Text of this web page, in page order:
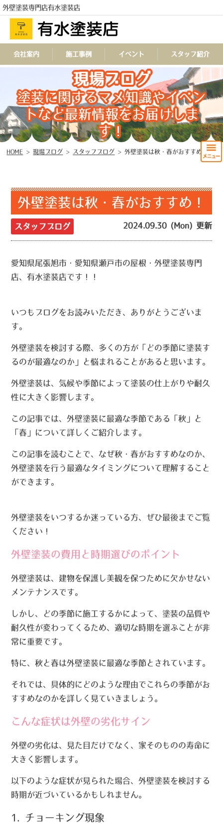
外壁塗装専門店有水塗装店
TEL
会社案内 施工事例 イベント スタッフ紹介
現場ブログ
塗装に関するマメ知識やイベン
トなど最新情報をお届けしま
す！
HOME >現場ブログ > スタッフブログ >外壁塗装は秋・春がおすすめ！
外壁塗装は秋・春がおすすめ！
スタッフブログ 2024.09.30 (Mon) 更新
愛知県尾張旭市・愛知県瀬戸市の屋根・外壁塗装専門
店、有水塗装店です！！
いつもブログをお読みいただき、ありがとうございま
す。
外壁塗装を検討する際、多くの方が「どの季節に塗装す
るのが最適なのか」と悩まれることがあると思います。
外壁塗装は、気候や季節によって塗装の仕上がりや耐久
性に大きく影響します。
この記事では、外壁塗装に最適な季節である「秋」と
「春」について詳しくご紹介します。
この記事を読むことで、なぜ秋・春がおすすめなのか、
外壁塗装を行う最適なタイミングについて理解すること
ができます。
外壁塗装をいつするか迷っている方、ぜひ最後までご覧
ください！
外壁塗装の費用と時期選びのポイント
外壁塗装は、建物を保護し美観を保つために欠かせない
メンテナンスです。
しかし、どの季節に施工するかによって、塗装の品質や
耐久性が変わってくるため、適切な時期を選ぶことが非
常に重要です。
特に、秋と春は外壁塗装に最適な季節とされています。
それでは、具体的にどのような理由でこれらの季節がお
すすめなのかを詳しく見ていきましょう。
こんな症状は外壁の劣化サイン
外壁の劣化は、見た目だけでなく、家そのものの寿命に
大きく影響します。
以下のような症状が見られた場合、外壁塗装を検討する
時期が近づいているかもしれません。
1. チョーキング現象